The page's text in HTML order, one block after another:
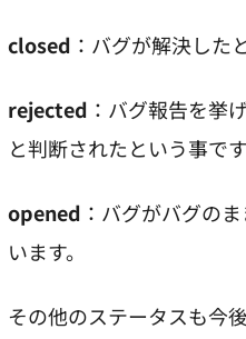
closed ：バグが解決した
rejected ：バグ報告を挙
と判断されたという事です
opened ：バグがバグの
います。
その他のステータスも今